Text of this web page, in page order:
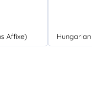
Affixe)